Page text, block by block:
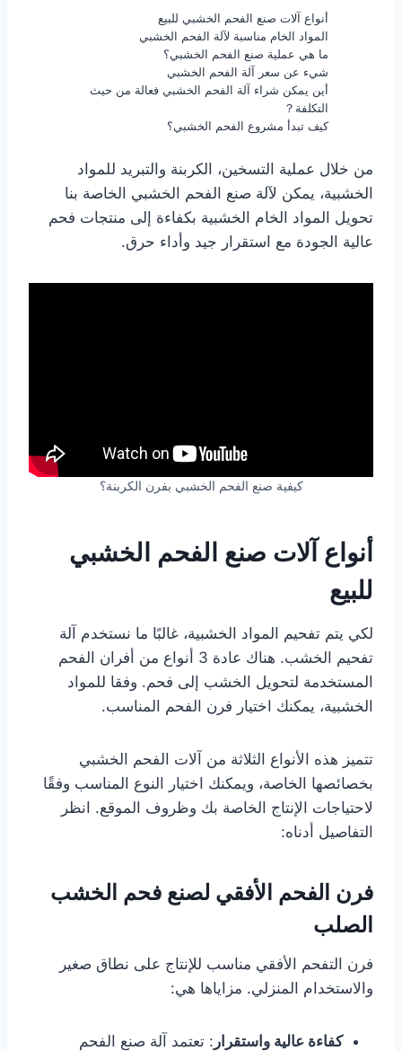
أنواع آلات صنع الفحم الخشبي للبيع
المواد الخام مناسبة لآلة الفحم الخشبي
ما هي عملية صنع الفحم الخشبي؟
شيء عن سعر آلة الفحم الخشبي
أين يمكن شراء آلة الفحم الخشبي فعالة من حيث
التكلفة？
كيف تبدأ مشروع الفحم الخشبي؟
من خلال عملية التسخين، الكربنة والتبريد للمواد
الخشبية، يمكن لآلة صنع الفحم الخشبي الخاصة بنا
تحويل المواد الخام الخشبية بكفاءة إلى منتجات فحم
عالية الجودة مع استقرار جيد وأداء حرق.
كيفية صنع الفحم الخشبي بفرن الكربنة؟
أنواع آلات صنع الفحم الخشبي
للبيع
لكي يتم تفحيم المواد الخشبية، غالبًا ما نستخدم آلة
تفحيم الخشب. هناك عادة 3 أنواع من أفران الفحم
المستخدمة لتحويل الخشب إلى فحم. وفقا للمواد
الخشبية، يمكنك اختيار فرن الفحم المناسب.
تتميز هذه الأنواع الثلاثة من آلات الفحم الخشبي
بخصائصها الخاصة، ويمكنك اختيار النوع المناسب وفقًا
لاحتياجات الإنتاج الخاصة بك وظروف الموقع. انظر
التفاصيل أدناه:
فرن الفحم الأفقي لصنع فحم الخشب
الصلب
فرن التفحم الأفقي مناسب للإنتاج على نطاق صغير
والاستخدام المنزلي. مزاياها هي:
كفاءة عالية واستقرار : تعتمد آلة صنع الفحم